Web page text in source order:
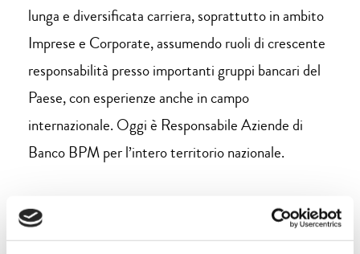
lunga e diversificata carriera, soprattutto in ambito
Imprese e Corporate, assumendo ruoli di crescente
responsabilità presso importanti gruppi bancari del
Paese, con esperienze anche in campo
internazionale. Oggi è Responsabile Aziende di
Banco BPM per l’intero territorio nazionale.